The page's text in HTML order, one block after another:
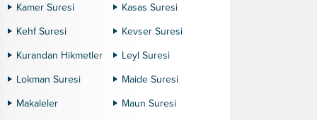
Kamer Suresi
Kasas Suresi
Kehf Suresi
Kevser Suresi
Kurandan Hikmetler
Leyl Suresi
Lokman Suresi
Maide Suresi
Makaleler
Maun Suresi